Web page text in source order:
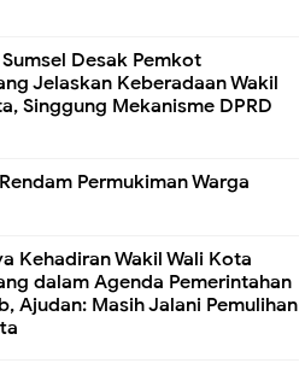
Desak Pemkot
Jelaskan Keberadaan Wakil
Singgung Mekanisme DPRD
Permukiman Warga
Kehadiran Wakil Wali Kota
dalam Agenda Pemerintahan
Ajudan: Masih Jalani Pemulihan